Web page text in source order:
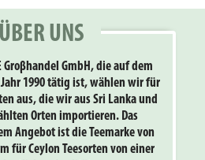
ÜBER UNS
Groβhandel GmbH, die auf dem
1990 tätig ist, wählen wir für
aus, die wir aus Sri Lanka und
Orten importieren. Das
Angebot ist die Teemarke von
für Ceylon Teesorten von einer